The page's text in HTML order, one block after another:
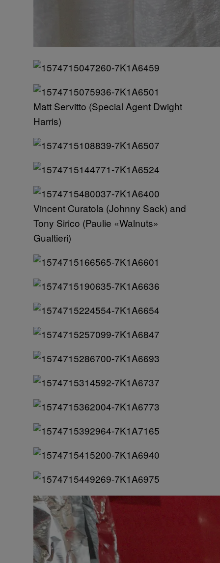
Matt Servitto (Special Agent Dwight
Harris)
Vincent Curatola (Johnny Sack) and
Tony Sirico (Paulie «Walnuts»
Gualtieri)